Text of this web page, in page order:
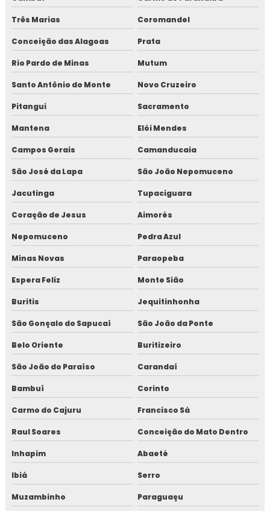
Fornecedor de microfibra de aço para concreto
Fornecedor de microfibra de aço para concreto em sp
Fornecedor de microfibra para concreto
Fornecedor de peças de bomba de concreto
Fornecedor de peças de bomba de concreto em sp
Macro fibra concreto
Macro fibra de polipropileno
Macrofibra
Macrofibra de aço
Macrofibra concreto
Macrofibra concreto polipropileno
Macrofibra para concreto preço
Macrofibra estrutural
Macrofibra estrutural para concreto
Macrofibra para piso
Macrofibra para pisos de concreto
Macrofibra de polipropileno
Macrofibra de polipropileno para concreto
Macrofibra sintética
Três Marias Coromandel
Conceição das Alagoas Prata
Rio Pardo de Minas Mutum
Santo Antônio do Monte Novo Cruzeiro
Pitangui Sacramento
Mantena Elói Mendes
Campos Gerais Camanducaia
São José da Lapa São João Nepomuceno
Jacutinga Tupaciguara
Coração de Jesus Aimorés
Nepomuceno Pedra Azul
Minas Novas Paraopeba
Espera Feliz Monte Sião
Buritis Jequitinhonha
São Gonçalo do Sapucaí São João da Ponte
Belo Oriente Buritizeiro
São João do Paraíso Carandaí
Bambuí Corinto
Carmo do Cajuru Francisco Sá
Raul Soares Conceição do Mato Dentro
Inhapim Abaeté
Ibiá Serro
Muzambinho Paraguaçu